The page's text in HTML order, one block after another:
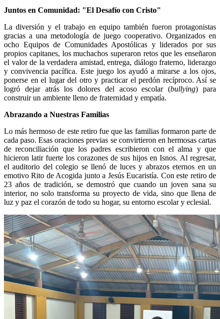
Juntos en Comunidad: "El Desafío con Cristo"
La diversión y el trabajo en equipo también fueron protagonistas
gracias a una metodología de juego cooperativo. Organizados en
ocho Equipos de Comunidades Apostólicas y liderados por sus
propios capitanes, los muchachos superaron retos que les enseñaron
el valor de la verdadera amistad, entrega, diálogo fraterno, liderazgo
y convivencia pacífica. Este juego los ayudó a mirarse a los ojos,
ponerse en el lugar del otro y practicar el perdón recíproco. Así se
logró dejar atrás los dolores del acoso escolar (bullying) para
construir un ambiente lleno de fraternidad y empatía.
Abrazando a Nuestras Familias
Lo más hermoso de este retiro fue que las familias formaron parte de
cada paso. Esas oraciones previas se convirtieron en hermosas cartas
de reconciliación que los padres escribieron con el alma y que
hicieron latir fuerte los corazones de sus hijos en Isnos. Al regresar,
el auditorio del colegio se llenó de luces y abrazos eternos en un
emotivo Rito de Acogida junto a Jesús Eucaristía. Con este retiro de
23 años de tradición, se demostró que cuando un joven sana su
interior, no solo transforma su proyecto de vida, sino que llena de
luz y paz el corazón de todo su hogar, su entorno escolar y eclesial.